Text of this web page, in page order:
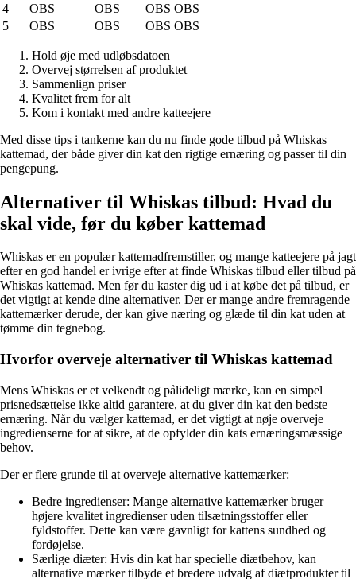
4
OBS OBS OBS OBS
5
OBS OBS OBS OBS
Hold øje med udløbsdatoen
Overvej størrelsen af produktet
Sammenlign priser
Kvalitet frem for alt
Kom i kontakt med andre katteejere
Med disse tips i tankerne kan du nu finde gode tilbud på Whiskas
kattemad, der både giver din kat den rigtige ernæring og passer til din
pengepung.
Alternativer til Whiskas tilbud: Hvad du
skal vide, før du køber kattemad
Whiskas er en populær kattemadfremstiller, og mange katteejere på jagt
efter en god handel er ivrige efter at finde Whiskas tilbud eller tilbud på
Whiskas kattemad. Men før du kaster dig ud i at købe det på tilbud, er
det vigtigt at kende dine alternativer. Der er mange andre fremragende
kattemærker derude, der kan give næring og glæde til din kat uden at
tømme din tegnebog.
Hvorfor overveje alternativer til Whiskas kattemad
Mens Whiskas er et velkendt og pålideligt mærke, kan en simpel
prisnedsættelse ikke altid garantere, at du giver din kat den bedste
ernæring. Når du vælger kattemad, er det vigtigt at nøje overveje
ingredienserne for at sikre, at de opfylder din kats ernæringsmæssige
behov.
Der er flere grunde til at overveje alternative kattemærker:
Bedre ingredienser: Mange alternative kattemærker bruger
højere kvalitet ingredienser uden tilsætningsstoffer eller
fyldstoffer. Dette kan være gavnligt for kattens sundhed og
fordøjelse.
Særlige diæter: Hvis din kat har specielle diætbehov, kan
alternative mærker tilbyde et bredere udvalg af diætprodukter til